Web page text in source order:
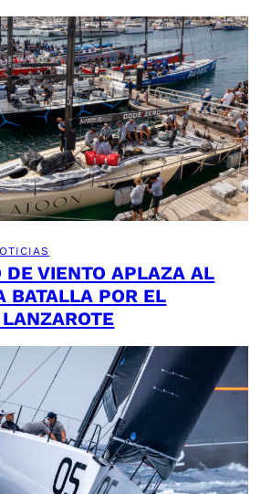
DE VIENTO APLAZA AL
BATALLA POR EL